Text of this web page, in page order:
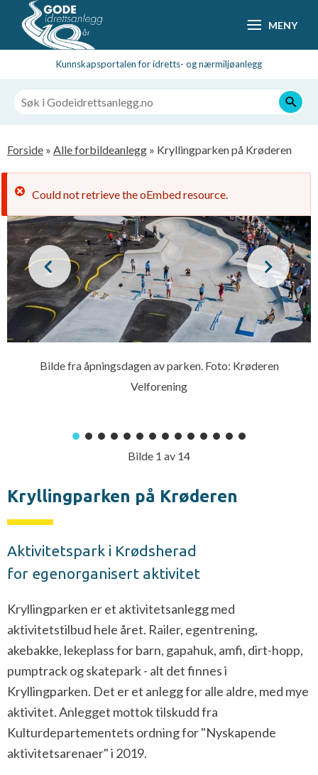
hovedsideinnhold
MENY
Kunnskapsportalen for idretts- og nærmiljøanlegg
Navigasjonssti
Forside Alle forbildeanlegg Kryllingparken på Krøderen
Feilmelding
Could not retrieve the oEmbed resource.
Bilde fra åpningsdagen av parken. Foto: Krøderen
Velforening
Bilde 1 av 14
Kryllingparken på Krøderen
Aktivitetspark i Krødsherad
for egenorganisert aktivitet
Kryllingparken er et aktivitetsanlegg med
aktivitetstilbud hele året. Railer, egentrening,
akebakke, lekeplass for barn, gapahuk, amfi, dirt-hopp,
pumptrack og skatepark - alt det finnes i
Kryllingparken. Det er et anlegg for alle aldre, med mye
aktivitet. Anlegget mottok tilskudd fra
Kulturdepartementets ordning for "Nyskapende
aktivitetsarenaer" i 2019.